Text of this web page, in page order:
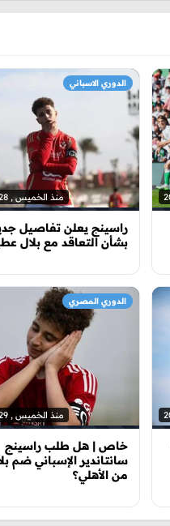
منذ الخميس , 28 مايو 2026
راسينج يعلن تفاصيل
بشأن التعاقد مع بلال
الدوري الاسباني
منذ الخميس , 29 يناير 2026
خاص | هل طلب راسينج
سانتاندير الإسباني ضم
من الأهلي؟
الدوري المصري